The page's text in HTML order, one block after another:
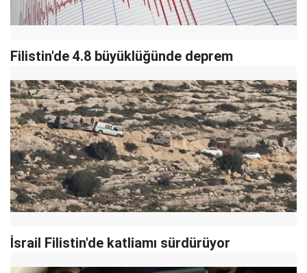
Filistin'de 4.8 büyüklüğünde deprem
İsrail Filistin'de katliamı sürdürüyor